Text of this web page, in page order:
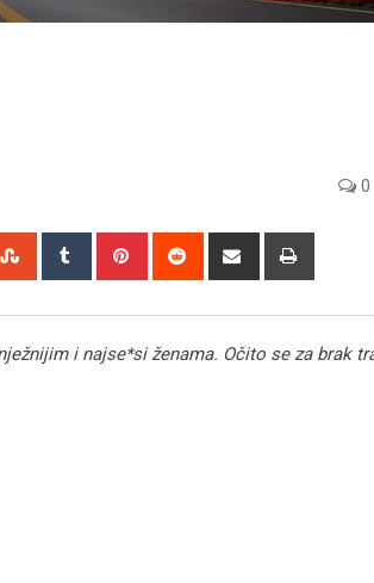
0
StumbleUpon
Tumblr Pinterest Reddit
Share
i najse*si ženama. Očito se za brak